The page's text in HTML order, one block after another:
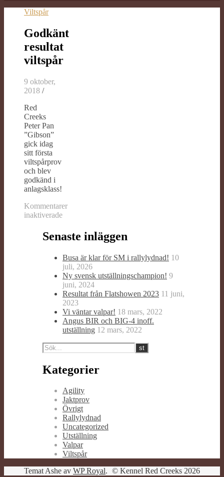
Viltspår
Godkänt
resultat
viltspår
9 oktober,
2018 /
Red
Creeks
Peter Pan
”Gibson”
gick idag
sitt första
viltspårprov
och blev
godkänd i
anlagsklass!
Kommentarer
inaktiverade
Godkänt
resultatSenaste inläggen
Busa är klar för SM i rallylydnad! 10
juli, 2026
Ny svensk utställningschampion! 9
juni, 2024
Resultat från Flatshowen 2023 11 juni,
2023
Vi väntar valpar! 18 mars, 2022
Angus BIR och BIG-4 inoff.
utställning 12 mars, 2022
Kategorier
Agility
Jaktprov
Övrigt
Rallylydnad
Uncategorized
Utställning
Valpar
Viltspår
© Kennel Red Creeks 2026
Temat Ashe av WP Royal.